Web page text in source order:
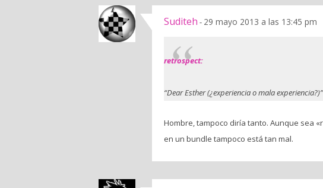
Suditeh - 29 mayo 2013 a las 13:45 pm
retrospect:
“Dear Esther (¿experiencia o mala
Hombre, tampoco diría tanto. Aunque sea
en un bundle tampoco está tan mal.